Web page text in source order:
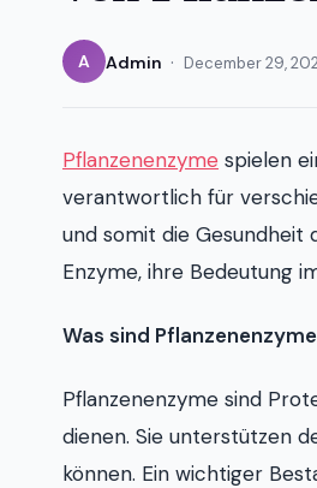
A Admin · December 29,
Pflanzenenzyme spielen
verantwortlich für
und somit die Gesundheit
Enzyme, ihre Bedeutung
Was sind
Pflanzenenzyme sind
dienen. Sie unterstützen
können. Ein wichtiger